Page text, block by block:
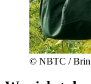
© NBTC /